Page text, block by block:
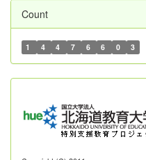
Count
1 4 4 7 6 6 0 3